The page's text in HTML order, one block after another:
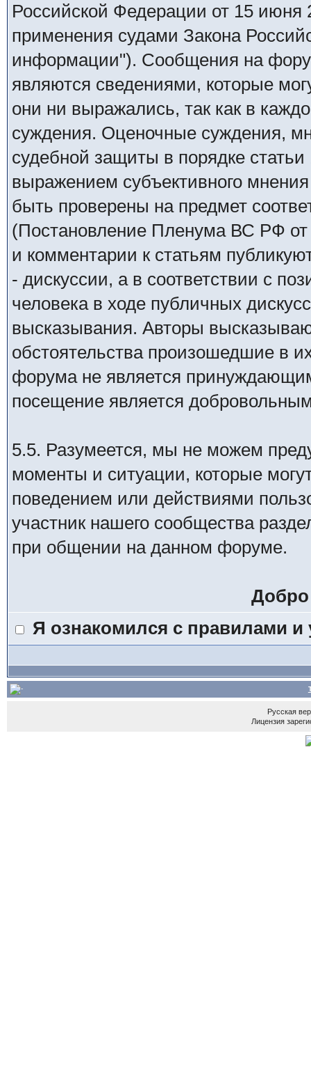
Российской Федерации от 15 июня
применения судами Закона
информации"). Сообщения на
являются сведениями, которые
они ни выражались, так как в
суждения. Оценочные суждения,
судебной защиты в порядке
выражением субъективного
быть проверены на предмет
(Постановление Пленума ВС РФ
и комментарии к статьям
- дискуссии, а в соответствии с
человека в ходе публичных
высказывания. Авторы
обстоятельства произошедшие в
форума не является
посещение является
5.5. Разумеется, мы не можем
моменты и ситуации, которые
поведением или действиями
участник нашего сообщества
при общении на данном форуме.
Я ознакомился с правилами
Русская
Лицензия